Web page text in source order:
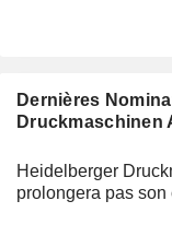
Dernières
Druckmaschinen
Heidelberger
prolongera pas